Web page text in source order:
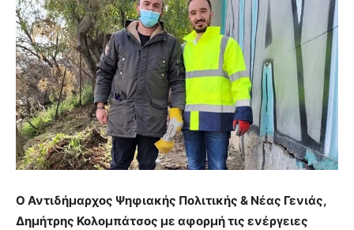
Ο Αντιδήμαρχος Ψηφιακής Πολιτικής & Νέας Γενιάς,
Δημήτρης Κολομπάτσος με αφορμή τις ενέργειες